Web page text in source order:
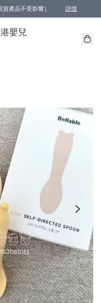
產品不受影響］ 詳情
惠產品 & 品牌指定價除外)
嬰兒